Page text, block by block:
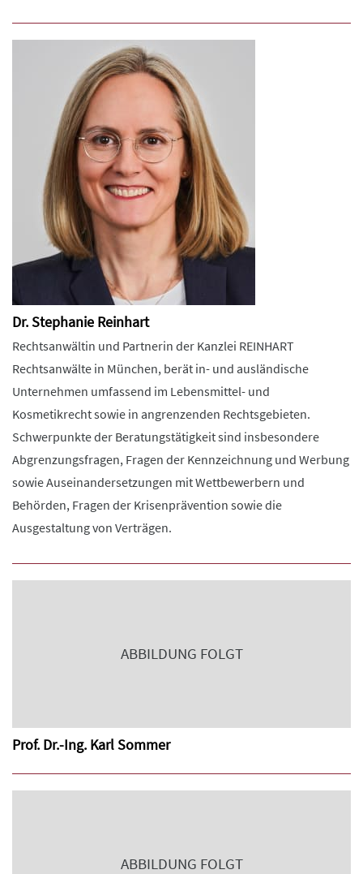
Dr. Stephanie Reinhart
Rechtsanwältin und Partnerin der Kanzlei REINHART
Rechtsanwälte in München, berät in- und ausländische
Unternehmen umfassend im Lebensmittel- und
Kosmetikrecht sowie in angrenzenden Rechtsgebieten.
Schwerpunkte der Beratungstätigkeit sind insbesondere
Abgrenzungsfragen, Fragen der Kennzeichnung und Werbung
sowie Auseinandersetzungen mit Wettbewerbern und
Behörden, Fragen der Krisenprävention sowie die
Ausgestaltung von Verträgen.
ABBILDUNG FOLGT
Prof. Dr.-Ing. Karl Sommer
ABBILDUNG FOLGT